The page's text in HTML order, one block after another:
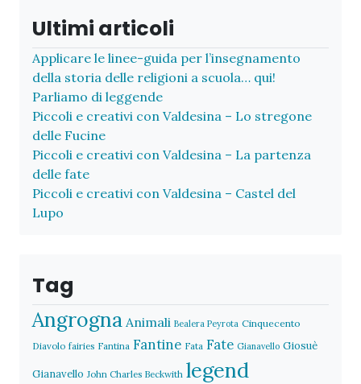
Ultimi articoli
Applicare le linee-guida per l’insegnamento
della storia delle religioni a scuola… qui!
Parliamo di leggende
Piccoli e creativi con Valdesina – Lo stregone
delle Fucine
Piccoli e creativi con Valdesina – La partenza
delle fate
Piccoli e creativi con Valdesina – Castel del
Lupo
Tag
Angrogna Animali Bealera Peyrota Cinquecento
Diavolo fairies Fantina Fantine Fata Fate Gianavello Giosuè
Gianavello John Charles Beckwith legend